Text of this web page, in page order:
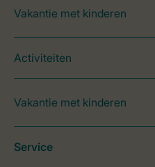
Vakantie met kinderen
Activiteiten
Vakantie met kinderen
Service